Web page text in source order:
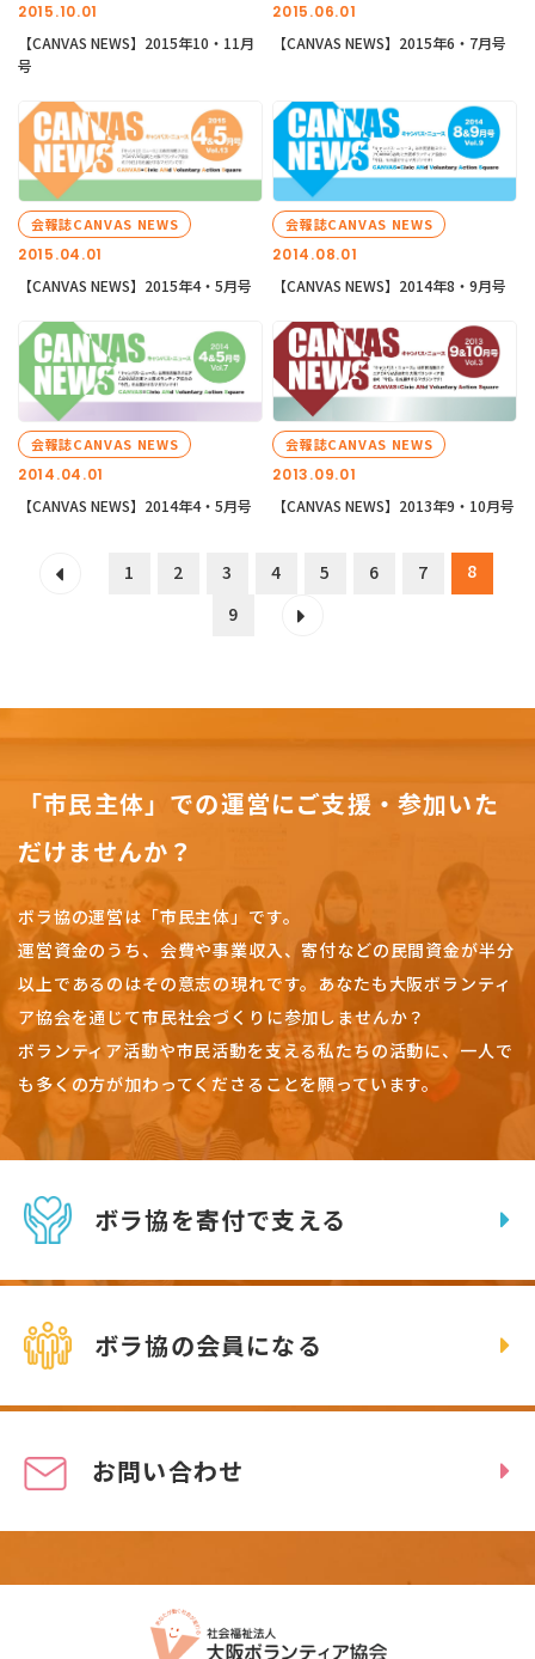
2015.10.01
【CANVAS NEWS】2015年10・11月
号
2015.06.01
【CANVAS NEWS】2015年6・7月号
2015.04.01
会報誌CANVAS NEWS
【CANVAS NEWS】2015年4・5月号
2014.08.01
会報誌CANVAS NEWS
【CANVAS NEWS】2014年8・9月号
2014.04.01
会報誌CANVAS NEWS
【CANVAS NEWS】2014年4・5月号
2013.09.01
会報誌CANVAS NEWS
【CANVAS NEWS】2013年9・10月号
1 2 3 4 5 6 7
8
9
「市民主体」での運営にご支援・参加いた
だけませんか？
ボラ協の運営は「市民主体」です。
運営資金のうち、会費や事業収入、寄付などの民間資金が半分
以上であるのはその意志の現れです。 あなたも大阪ボランティ
ア協会を通じて市民社会づくりに参加しませんか？
ボランティア活動や市民活動を支える私たちの活動に、一人で
も多くの方が加わってくださることを願っています。
ボラ協を寄付で支える
ボラ協の会員になる
お問い合わせ